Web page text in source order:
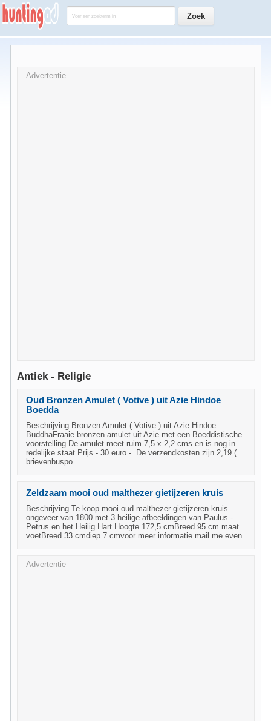
Advertentie
Antiek - Religie
Oud Bronzen Amulet ( Votive ) uit Azie Hindoe
Boedda
Beschrijving Bronzen Amulet ( Votive ) uit Azie Hindoe
BuddhaFraaie bronzen amulet uit Azie met een Boeddistische
voorstelling.De amulet meet ruim 7,5 x 2,2 cms en is nog in
redelijke staat.Prijs - 30 euro -. De verzendkosten zijn 2,19 (
brievenbuspo
Zeldzaam mooi oud malthezer gietijzeren kruis
Beschrijving Te koop mooi oud malthezer gietijzeren kruis
ongeveer van 1800 met 3 heilige afbeeldingen van Paulus -
Petrus en het Heilig Hart Hoogte 172,5 cmBreed 95 cm maat
voetBreed 33 cmdiep 7 cmvoor meer informatie mail me even
Advertentie